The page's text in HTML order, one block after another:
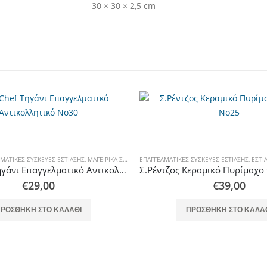
30 × 30 × 2,5 cm
,ΟΙΚΙΑΚΈΣ ΣΥΣΚΕΥΈΣ ΕΣΤΊΑΣΗΣ
ΣΥΣΚΕΥΈΣ ΕΣΤΊΑΣΗΣ, ΜΑΓΕΙΡΙΚΆ ΣΚΕΎΗ
Euro Chef Τηγάνι Επαγγελματικό Αντικολλητικό Νο30
€29,00
ΣΤΟ ΚΑΛΆΘΙ
ΕΠΑΓΓΕΛΜΑΤΙΚΈΣ ΣΥΣΚΕΥΈΣ ΕΣΤΊΑΣΗΣ,
€39,00
ΠΡΟΣΘΉΚΗ ΣΤΟ